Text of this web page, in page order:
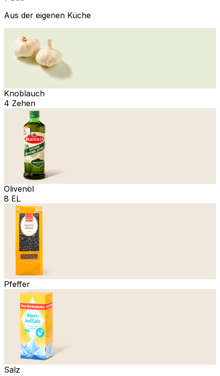
Aus der eigenen Küche
Knoblauch
4 Zehen
Olivenöl
8 EL
Pfeffer
Salz